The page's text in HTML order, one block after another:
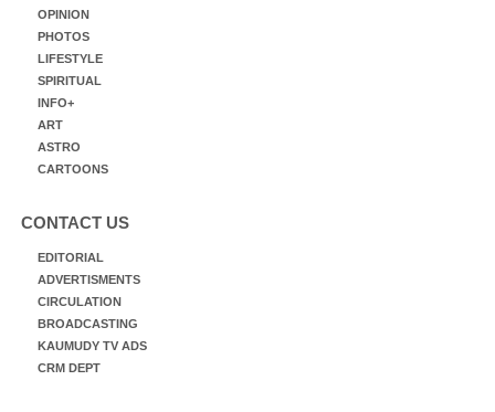
OPINION
PHOTOS
LIFESTYLE
SPIRITUAL
INFO+
ART
ASTRO
CARTOONS
CONTACT US
EDITORIAL
ADVERTISMENTS
CIRCULATION
BROADCASTING
KAUMUDY TV ADS
CRM DEPT